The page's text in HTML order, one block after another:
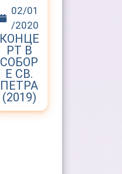
02/01
/2020
КОНЦЕ
РТ В
СОБОР
Е СВ.
ПЕТРА
(2019)